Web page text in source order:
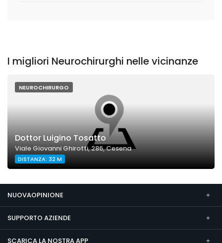
I migliori Neurochirurghi nelle vicinanze
NEUROCHIRURGO
Dottor Luigino Tosatto
Viale Giovanni Ghirotti, 286, Cesena
DISTANZA: 32 M
NUOVAOPINIONE
SUPPORTO AZIENDE
SCARICA LA NOSTRA APP